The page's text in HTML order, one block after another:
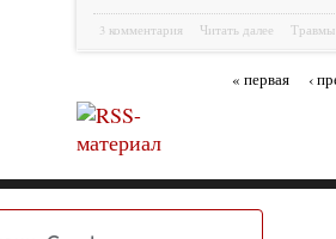
3 комментария Читать далее Травмы
« первая ‹